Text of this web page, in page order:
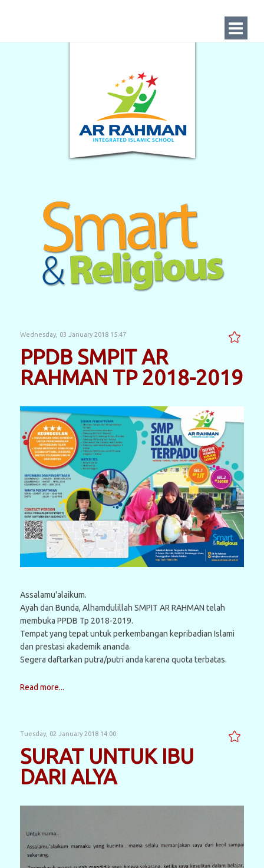
Wednesday, 03 January 2018 15:47
PPDB SMPIT AR
RAHMAN TP 2018-2019
Assalamu'alaikum.
Ayah dan Bunda, Alhamdulillah SMPIT AR RAHMAN telah
membuka PPDB Tp 2018-2019.
Tempat yang tepat untuk perkembangan kepribadian Islami
dan prestasi akademik ananda.
Segera daftarkan putra/putri anda karena quota terbatas.
Read more...
Tuesday, 02 January 2018 14:00
SURAT UNTUK IBU
DARI ALYA